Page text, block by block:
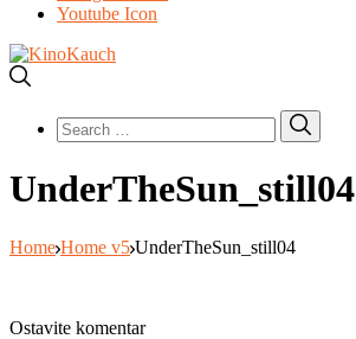
Youtube Icon
Search
for:
UnderTheSun_still04
Home Home v5 UnderTheSun_still04
Ostavite komentar